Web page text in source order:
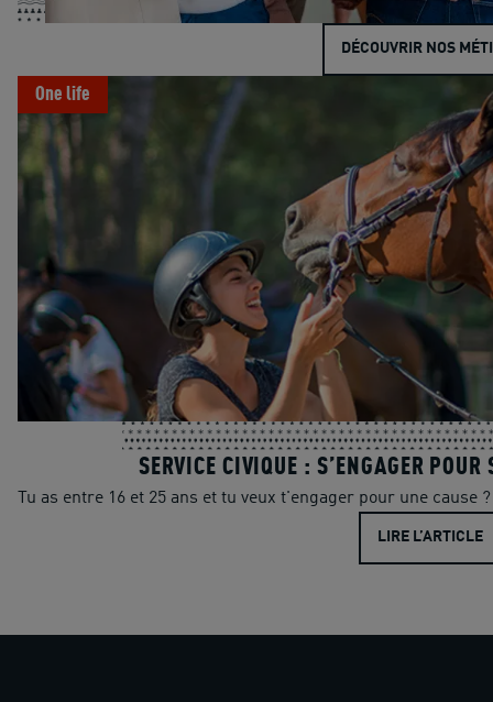
DÉCOUVRIR NOS
One life
SERVICE CIVIQUE : S’ENGAGER POUR
Tu as entre 16 et 25 ans et tu veux t'engager pour une cause
LIRE L’ARTICLE